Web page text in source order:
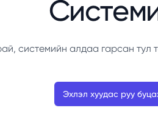
системийн алдаа гарсан тул
Эхлэл хуудас руу